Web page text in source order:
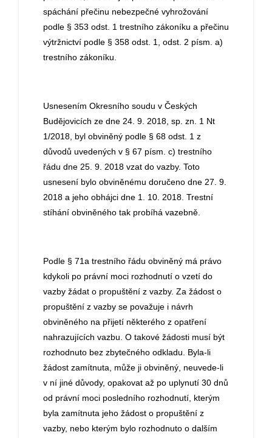
spáchání přečinu nebezpečné vyhrožování
podle § 353 odst. 1 trestního zákoníku a přečinu
výtržnictví podle § 358 odst. 1, odst. 2 písm. a)
trestního zákoníku.
Usnesením Okresního soudu v Českých
Budějovicích ze dne 24. 9. 2018, sp. zn. 1 Nt
1/2018, byl obviněný podle § 68 odst. 1 z
důvodů uvedených v § 67 písm. c) trestního
řádu dne 25. 9. 2018 vzat do vazby. Toto
usnesení bylo obviněnému doručeno dne 27. 9.
2018 a jeho obhájci dne 1. 10. 2018. Trestní
stíhání obviněného tak probíhá vazebně.
Podle § 71a trestního řádu obviněný má právo
kdykoli po právní moci rozhodnutí o vzetí do
vazby žádat o propuštění z vazby. Za žádost o
propuštění z vazby se považuje i návrh
obviněného na přijetí některého z opatření
nahrazujících vazbu. O takové žádosti musí být
rozhodnuto bez zbytečného odkladu. Byla-li
žádost zamítnuta, může ji obviněný, neuvede-li
v ní jiné důvody, opakovat až po uplynutí 30 dnů
od právní moci posledního rozhodnutí, kterým
byla zamítnuta jeho žádost o propuštění z
vazby, nebo kterým bylo rozhodnuto o dalším